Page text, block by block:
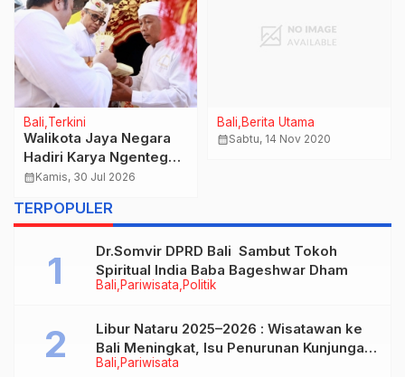
Bali Terkini
Walikota Jaya Negara
Hadiri Karya Ngenteg
Linggih Pura Gunung
Peraupan
calendar_monthKamis, 30 Jul 2026
Bali Berita Utama
calendar_monthSabtu, 14 Nov 2020
TERPOPULER
Bali Pariwisata Politik
Dr.Somvir DPRD Bali Sambut Tokoh
Spiritual India Baba Bageshwar Dham
Bali Pariwisata
Libur Nataru 2025–2026 : Wisatawan ke
Bali Meningkat, Isu Penurunan Kunjungan
Tidak Benar